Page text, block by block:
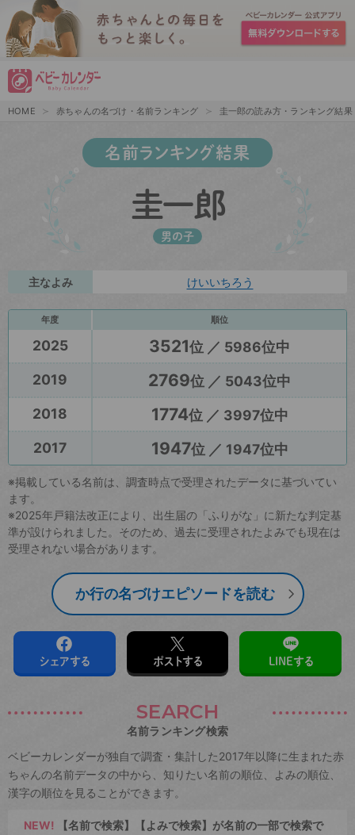
HOME 赤ちゃんの名づけ・名前ランキング 圭一郎の読み方・ランキング結果
名前ランキング結果
圭一郎
男の子
主なよみ けいいちろう
年度 順位
2025 3521位 ／ 5986位中
2019
2769位 ／ 5043位中
2018
1774位 ／ 3997位中
2017
1947位 ／ 1947位中
※掲載している名前は、調査時点で受理されたデータに基づいてい
ます。
※2025年戸籍法改正により、出生届の「ふりがな」に新たな判定基
準が設けられました。そのため、過去に受理されたよみでも現在は
受理されない場合があります。
か行の名づけエピソードを読む
シェアする ポストする LINEする
SEARCH
名前ランキング検索
ベビーカレンダーが独自で調査・集計した2017年以降に生まれた赤
ちゃんの名前データの中から、知りたい名前の順位、よみの順位、
漢字の順位を見ることができます。
NEW! 【名前で検索】【よみで検索】が名前の一部で検索で